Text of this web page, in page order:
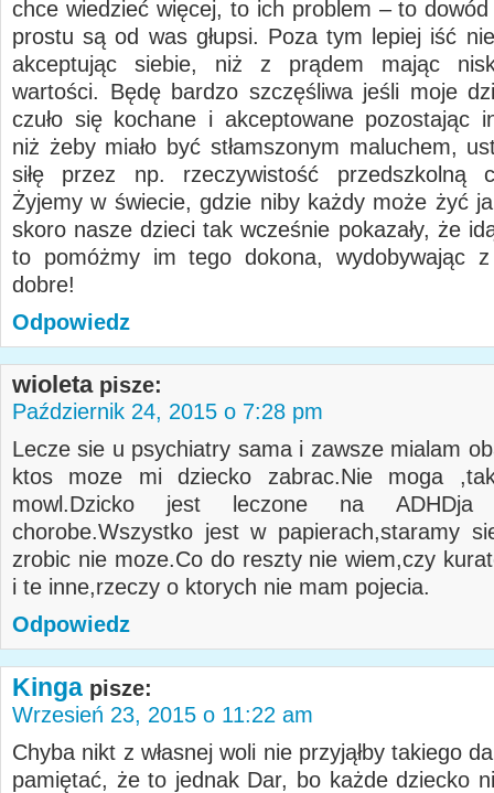
chce wiedzieć więcej, to ich problem – to
prostu są od was głupsi. Poza tym lepiej iść
akceptując siebie, niż z prądem mając
wartości. Będę bardzo szczęśliwa jeśli moje
czuło się kochane i akceptowane pozostając
niż żeby miało być stłamszonym maluchem,
siłę przez np. rzeczywistość przedszkolną
Żyjemy w świecie, gdzie niby każdy może żyć
skoro nasze dzieci tak wcześnie pokazały, że
to pomóżmy im tego dokona, wydobywając
dobre!
Odpowiedz
wioleta pisze:
Październik 24, 2015 o 7:28 pm
Lecze sie u psychiatry sama i zawsze mialam
ktos moze mi dziecko zabrac.Nie moga
mowl.Dzicko jest leczone na
chorobe.Wszystko jest w papierach,staramy
zrobic nie moze.Co do reszty nie wiem,czy
i te inne,rzeczy o ktorych nie mam pojecia.
Odpowiedz
Kinga pisze:
Wrzesień 23, 2015 o 11:22 am
Chyba nikt z własnej woli nie przyjąłby takiego
pamiętać, że to jednak Dar, bo każde dziecko